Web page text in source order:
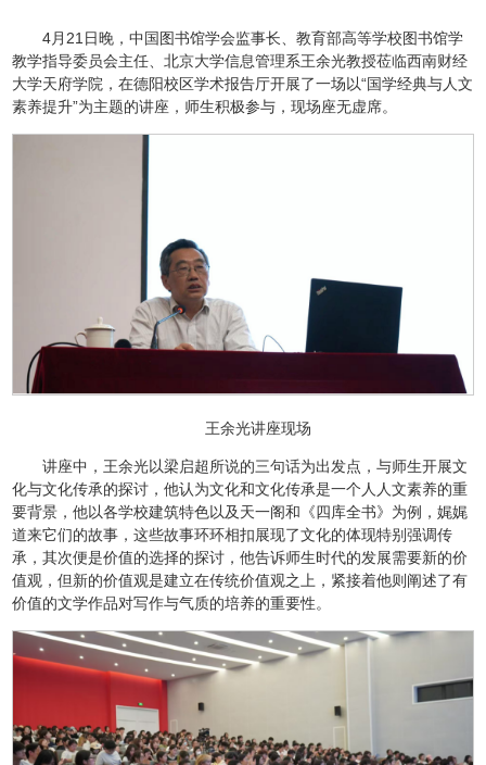
4月21日晚，中国图书馆学会监事长、教育部高等学校图书馆学
教学指导委员会主任、北京大学信息管理系王余光教授莅临西南财经
大学天府学院，在德阳校区学术报告厅开展了一场以“国学经典与人文
素养提升”为主题的讲座，师生积极参与，现场座无虚席。
王余光讲座现场
讲座中，王余光以梁启超所说的三句话为出发点，与师生开展文
化与文化传承的探讨，他认为文化和文化传承是一个人人文素养的重
要背景，他以各学校建筑特色以及天一阁和《四库全书》为例，娓娓
道来它们的故事，这些故事环环相扣展现了文化的体现特别强调传
承，其次便是价值的选择的探讨，他告诉师生时代的发展需要新的价
值观，但新的价值观是建立在传统价值观之上，紧接着他则阐述了有
价值的文学作品对写作与气质的培养的重要性。